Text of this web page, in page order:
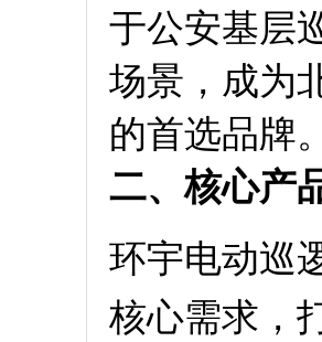
于公安基层
场景，成为
的首选品牌
二、核心产
环宇电动巡
核心需求，